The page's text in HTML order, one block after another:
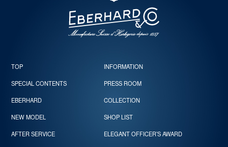
TOP INFORMATION
SPECIAL CONTENTS PRESS ROOM
EBERHARD COLLECTION
NEW MODEL SHOP LIST
AFTER SERVICE ELEGANT OFFICER’S AWARD